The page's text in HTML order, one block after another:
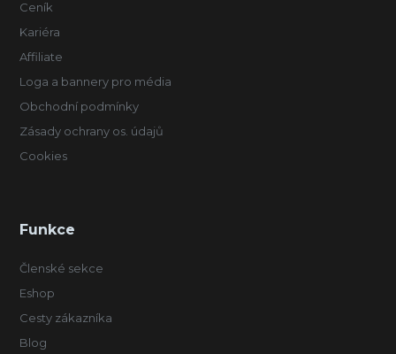
Ceník
Kariéra
Affiliate
Loga a bannery pro média
Obchodní podmínky
Zásady ochrany os. údajů
Cookies
Funkce
Členské sekce
Eshop
Cesty zákazníka
Blog